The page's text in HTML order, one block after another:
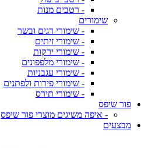
- רטבים מנות
שימורים
- שימורי דגים ובשר
- שימורי זיתים
- שימורי ירקות
- שימורי מלפפונים
- שימורי עגבניות
- שימורי פירות ולפתנים
- שימורי תירס
פור שיפס
- איפה משיגים מוצרי פור שיפס
מבצעים